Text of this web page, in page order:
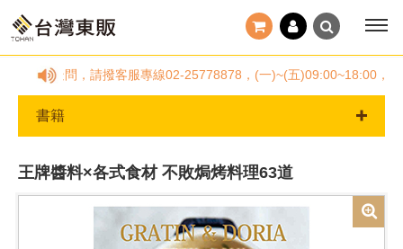
何疑問，請撥客服專線02-25778878，(一)~(五)09:00~18:00，國
書籍
王牌醬料×各式食材 不敗焗烤料理63道